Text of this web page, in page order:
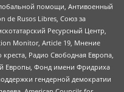
помощи, Антивоенный
de Rusos Libres, Союз за
Ресурсный Центр,
Monitor, Article 19, Мнение
Радио Свободная Европа,
Европы, Фонд имени Фридриха
гендерной демократии